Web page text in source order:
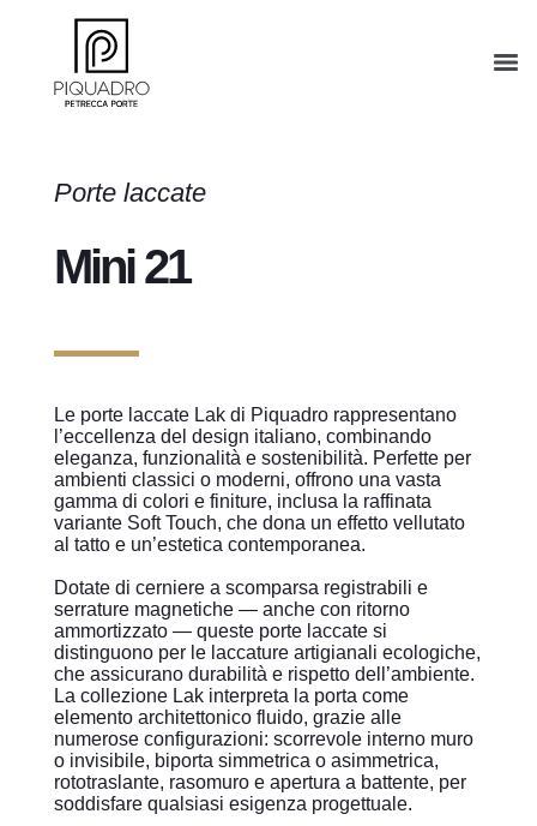
Porte laccate
Mini 21
Le porte laccate Lak di Piquadro rappresentano
l’eccellenza del design italiano, combinando
eleganza, funzionalità e sostenibilità. Perfette per
ambienti classici o moderni, offrono una vasta
gamma di colori e finiture, inclusa la raffinata
variante Soft Touch, che dona un effetto vellutato
al tatto e un’estetica contemporanea.
Dotate di cerniere a scomparsa registrabili e
serrature magnetiche — anche con ritorno
ammortizzato — queste porte laccate si
distinguono per le laccature artigianali ecologiche,
che assicurano durabilità e rispetto dell’ambiente.
La collezione Lak interpreta la porta come
elemento architettonico fluido, grazie alle
numerose configurazioni: scorrevole interno muro
o invisibile, biporta simmetrica o asimmetrica,
rototraslante, rasomuro e apertura a battente, per
soddisfare qualsiasi esigenza progettuale.